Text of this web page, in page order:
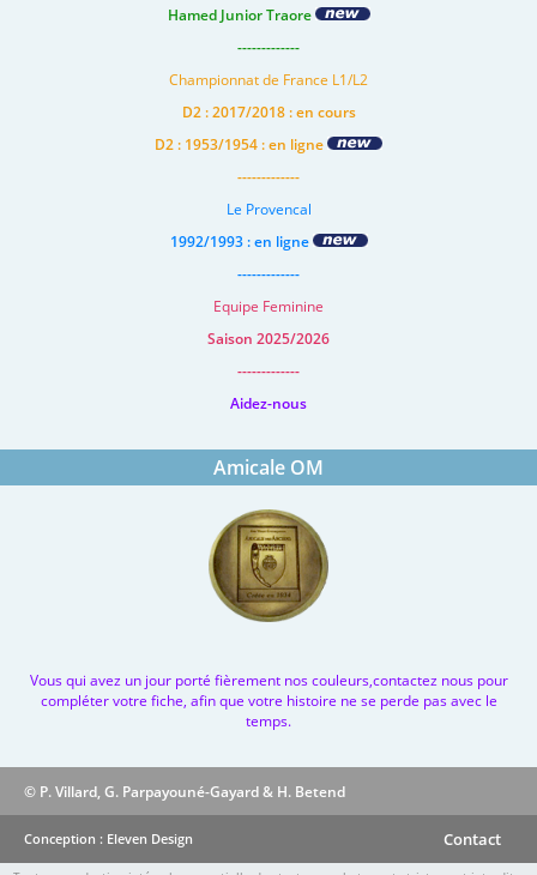
Hamed Junior Traore
-------------
Championnat de France L1/L2
D2 : 2017/2018 : en cours
D2 : 1953/1954 : en ligne
-------------
Le Provencal
1992/1993 : en ligne
-------------
Equipe Feminine
Saison 2025/2026
-------------
Aidez-nous
Amicale OM
Vous qui avez un jour porté fièrement nos couleurs,contactez nous pour
compléter votre fiche, afin que votre histoire ne se perde pas avec le
temps.
© P. Villard, G. Parpayouné-Gayard & H. Betend
Conception : Eleven Design Contact